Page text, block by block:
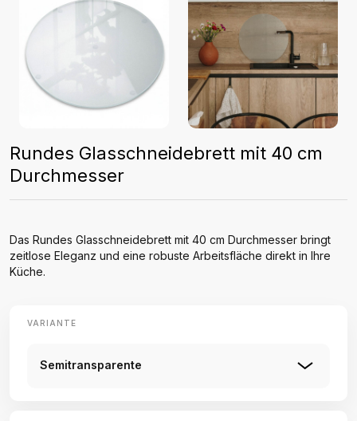
Rundes Glasschneidebrett mit 40 cm
Durchmesser
Das Rundes Glasschneidebrett mit 40 cm Durchmesser bringt
zeitlose Eleganz und eine robuste Arbeitsfläche direkt in Ihre
Küche.
VARIANTE
Semitransparente